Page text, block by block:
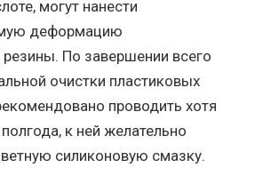
могут нанести
деформацию
резины. По завершении всего
очистки пластиковых
проводить хотя
к ней желательно
силиконовую смазку.